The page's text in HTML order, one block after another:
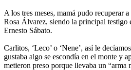
A los tres meses, mamá pudo recuperar
Rosa Álvarez, siendo la principal testigo
Ernesto Sábato.
Carlitos, ‘Leco’ o ‘Nene’, así le
gustaba algo se escondía en el monte y
metieron preso porque llevaba un “arma